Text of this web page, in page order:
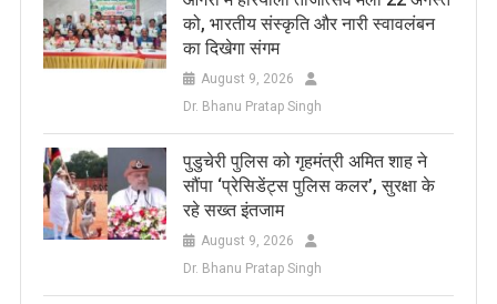
को, भारतीय संस्कृति और नारी स्वावलंबन
का दिखेगा संगम
August 9, 2026
Dr. Bhanu Pratap Singh
पुडुचेरी पुलिस को गृहमंत्री अमित शाह ने
सौंपा ‘प्रेसिडेंट्स पुलिस कलर’, सुरक्षा के
रहे सख्त इंतजाम
August 9, 2026
Dr. Bhanu Pratap Singh